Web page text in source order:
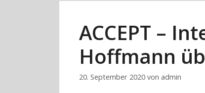
ACCEPT –
Hoffmann
20. September 2020 von admin